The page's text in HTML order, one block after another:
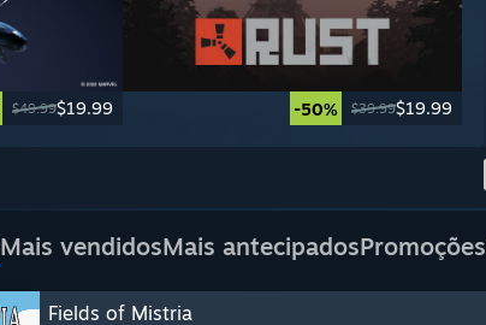
$49.99$19.99 -50% $39.99$19.99
Mais vendidosMais antecipadosPromoções
Fields of Mistria